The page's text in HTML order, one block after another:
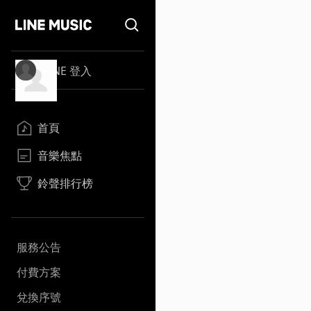
LINE 登入
首頁
音樂焦點
鈴聲排行榜
服務公告
付費方案
兌換序號